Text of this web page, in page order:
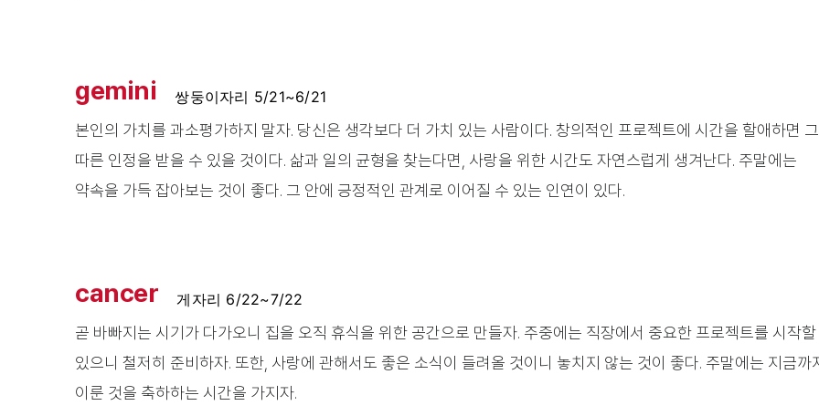
gemini 쌍둥이자리 5/21~6/21
본인의 가치를 과소평가하지 말자. 당신은 생각보다 더 가치 있는 사람이다. 창의적인 프로젝트에 시간을 할애하면
따른 인정을 받을 수 있을 것이다. 삶과 일의 균형을 찾는다면, 사랑을 위한 시간도 자연스럽게 생겨난다. 주말에는
약속을 가득 잡아보는 것이 좋다. 그 안에 긍정적인 관계로 이어질 수 있는 인연이 있다.
cancer 게자리 6/22~7/22
곧 바빠지는 시기가 다가오니 집을 오직 휴식을 위한 공간으로 만들자. 주중에는 직장에서 중요한 프로젝트를 시작
있으니 철저히 준비하자. 또한, 사랑에 관해서도 좋은 소식이 들려올 것이니 놓치지 않는 것이 좋다. 주말에는 지금까
이룬 것을 축하하는 시간을 가지자.